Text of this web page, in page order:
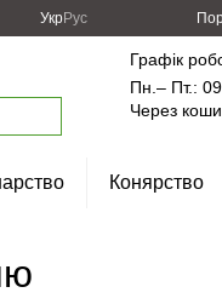
УкрРус
Графік
Пн.– Пт.:
Через
Конярство